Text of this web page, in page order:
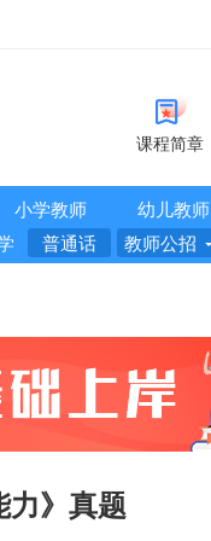
课程简章
小学教师
幼儿教师
普通话 教师公招
力》真题